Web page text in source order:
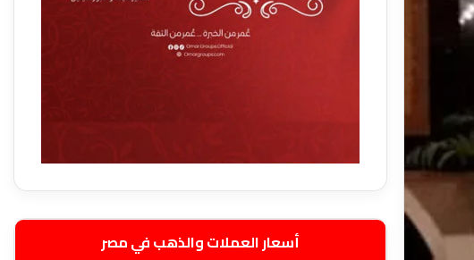
أسعار العملات والذهب في مصر